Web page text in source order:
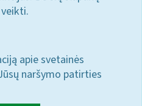
apie svetainės
naršymo patirties